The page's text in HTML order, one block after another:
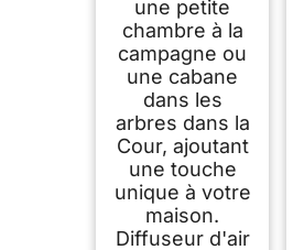
une petite
chambre à la
campagne ou
une cabane
dans les
arbres dans la
Cour, ajoutant
une touche
unique à votre
maison.
Diffuseur d'air